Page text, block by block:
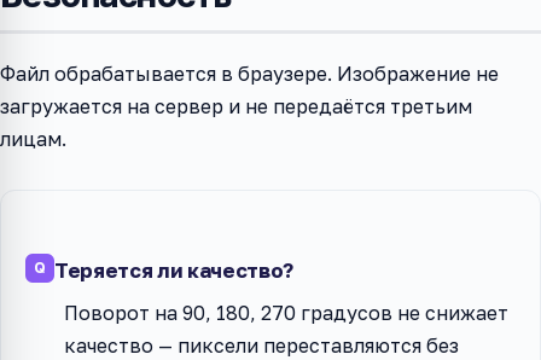
Файл обрабатывается в браузере. Изображение не
загружается на сервер и не передаётся третьим
лицам.
Теряется ли качество?
Поворот на 90, 180, 270 градусов не снижает
качество — пиксели переставляются без